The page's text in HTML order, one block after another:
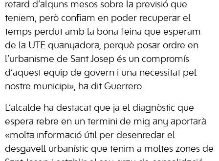
retard d’alguns mesos sobre la previsió que
teniem, però confiam en poder recuperar el
temps perdut amb la bona feina que esperam
de la UTE guanyadora, perquè posar ordre en
l’urbanisme de Sant Josep és un compromís
d’aquest equip de govern i una necessitat pel
nostre municipi», ha dit Guerrero.
L’alcalde ha destacat que ja el diagnòstic que
espera rebre en un termini de mig any aportarà
«molta informació útil per desenredar el
desgavell urbanístic que tenim a moltes zones de